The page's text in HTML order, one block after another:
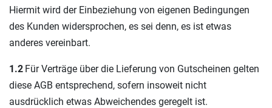
Hiermit wird der Einbeziehung von eigenen Bedingungen
des Kunden widersprochen, es sei denn, es ist etwas
anderes vereinbart.
1.2 Für Verträge über die Lieferung von Gutscheinen gelten
diese AGB entsprechend, sofern insoweit nicht
ausdrücklich etwas Abweichendes geregelt ist.